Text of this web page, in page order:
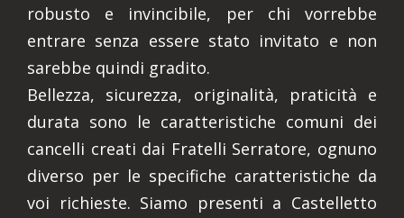
robusto e invincibile, per chi vorrebbe
entrare senza essere stato invitato e non
sarebbe quindi gradito.
Bellezza, sicurezza, originalità, praticità e
durata sono le caratteristiche comuni dei
cancelli creati dai Fratelli Serratore, ognuno
diverso per le specifiche caratteristiche da
voi richieste. Siamo presenti a Castelletto